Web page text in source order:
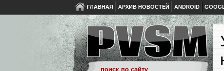
ГЛАВНАЯ АРХИВ НОВОСТЕЙ ANDROID